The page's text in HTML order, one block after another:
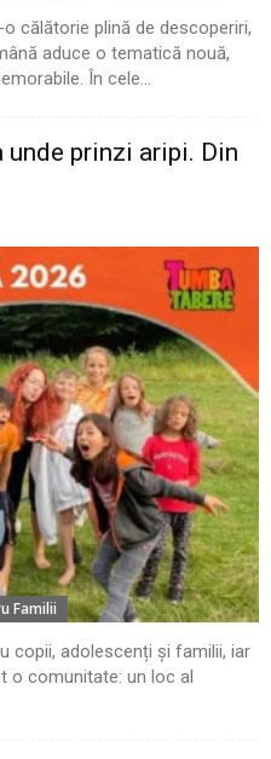
călătorie plină de descoperiri,
aduce o tematică nouă,
În cele...
unde prinzi aripi. Din
Familii
copii, adolescenți și familii, iar
o comunitate: un loc al